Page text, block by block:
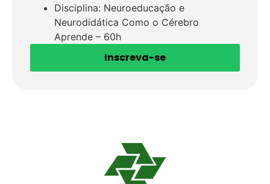
Disciplina: Neuroeducação e
Neurodidática Como o Cérebro
Aprende – 60h
Inscreva-se